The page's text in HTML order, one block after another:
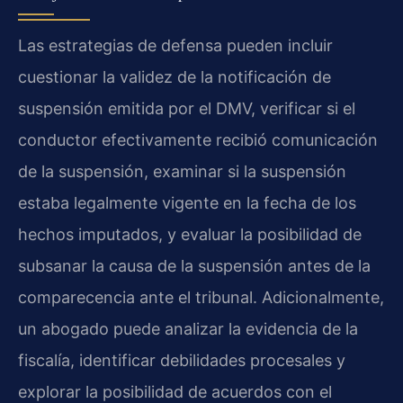
Las estrategias de defensa pueden incluir
cuestionar la validez de la notificación de
suspensión emitida por el DMV, verificar si el
conductor efectivamente recibió comunicación
de la suspensión, examinar si la suspensión
estaba legalmente vigente en la fecha de los
hechos imputados, y evaluar la posibilidad de
subsanar la causa de la suspensión antes de la
comparecencia ante el tribunal. Adicionalmente,
un abogado puede analizar la evidencia de la
fiscalía, identificar debilidades procesales y
explorar la posibilidad de acuerdos con el